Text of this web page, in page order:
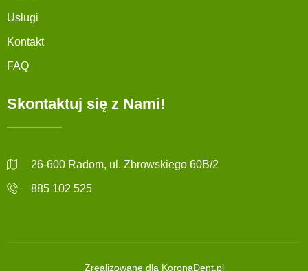
Usługi
Kontakt
FAQ
Skontaktuj się z Nami!
26-600 Radom, ul. Zbrowskiego 60B/2
885 102 525
Zrealizowane dla KoronaDent.pl